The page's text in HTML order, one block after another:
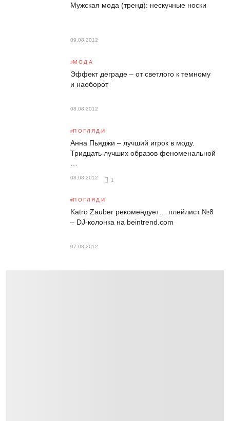
Мужская мода (тренд): нескучные носки
09.08.2012
МОДА
Эффект деграде – от светлого к темному
и наоборот
08.08.2012
ПОГЛЯДИ
Анна Пьяджи – лучший игрок в моду.
Тридцать лучших образов феноменальной
08.08.2012
1
ПОГЛЯДИ
Katro Zauber рекомендует… плейлист №8
– DJ-колонка на beintrend.com
07.08.2012